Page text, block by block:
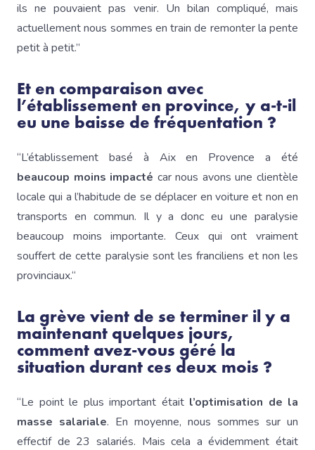
ils ne pouvaient pas venir. Un bilan compliqué, mais
actuellement nous sommes en train de remonter la pente
petit à petit.”
Et en comparaison avec
l’établissement en province, y a-t-il
eu une baisse de fréquentation ?
“L’établissement basé à Aix en Provence a été
beaucoup moins impacté car nous avons une clientèle
locale qui a l’habitude de se déplacer en voiture et non en
transports en commun. Il y a donc eu une paralysie
beaucoup moins importante. Ceux qui ont vraiment
souffert de cette paralysie sont les franciliens et non les
provinciaux.“
La grève vient de se terminer il y a
maintenant quelques jours,
comment avez-vous géré la
situation durant ces deux mois ?
“Le point le plus important était l’optimisation de la
masse salariale. En moyenne, nous sommes sur un
effectif de 23 salariés. Mais cela a évidemment était